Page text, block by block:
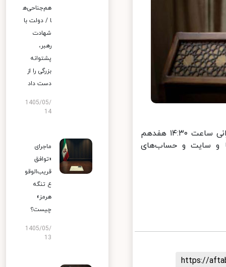
به گزارش دفتر حفظ و نشر آثار حضرت آیت العظمی خامنه‌ای، این سخنرانی ساعت ۱۴:۳۰ هفدهم
و سایت و حساب‌های
https://
هم‌جناحی‌ه
ا / دولت با
شهادت
رهبر،
پشتوانه
بزرگی را از
دست داد
1405/05/
14
ماجرای
«توافق
قریب‌الوقو
ع تنگه
هرمز»
چیست؟
1405/05/
13